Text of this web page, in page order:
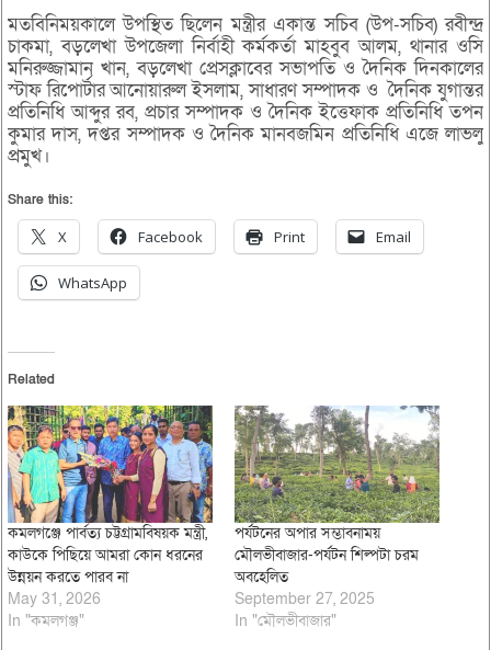
মতবিনিময়কালে উপস্থিত ছিলেন মন্ত্রীর একান্ত সচিব (উপ-সচিব) রবীন্দ্র
চাকমা, বড়লেখা উপজেলা নির্বাহী কর্মকর্তা মাহবুব আলম, থানার ওসি
মনিরুজ্জামান খান, বড়লেখা প্রেসক্লাবের সভাপতি ও দৈনিক দিনকালের
স্টাফ রিপোর্টার আনোয়ারুল ইসলাম, সাধারণ সম্পাদক ও দৈনিক যুগান্তর
প্রতিনিধি আব্দুর রব, প্রচার সম্পাদক ও দৈনিক ইত্তেফাক প্রতিনিধি তপন
কুমার দাস, দপ্তর সম্পাদক ও দৈনিক মানবজমিন প্রতিনিধি এজে লাভলু
প্রমুখ।
Share this:
X Facebook Print Email
WhatsApp
Related
কমলগঞ্জে পার্বত্য চট্টগ্রামবিষয়ক মন্ত্রী,
কাউকে পিছিয়ে আমরা কোন ধরনের
উন্নয়ন করতে পারব না
May 31, 2026
In "কমলগঞ্জ"
পর্যটনের অপার সম্ভাবনাময়
মৌলভীবাজার-পর্যটন শিল্পটা চরম
অবহেলিত
September 27, 2025
In "মৌলভীবাজার"